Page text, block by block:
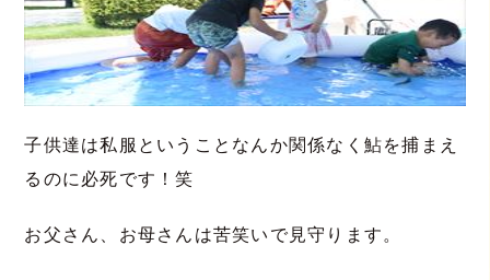
子供達は私服ということなんか関係なく鮎を捕まえ
るのに必死です！笑
お父さん、お母さんは苦笑いで見守ります。